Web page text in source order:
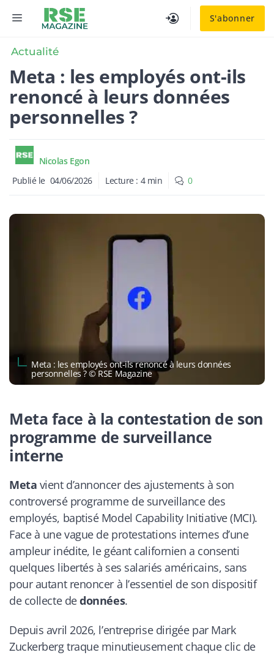
S'abonner
MENU
Actualité
Meta : les employés ont-ils
renoncé à leurs données
personnelles ?
Nicolas Egon
Publié le 04/06/2026 Lecture : 4 min 0
Meta : les employés ont-ils renoncé à leurs données
personnelles ? © RSE Magazine
Meta face à la contestation de son
programme de surveillance
interne
Meta vient d’annoncer des ajustements à son
controversé programme de surveillance des
employés, baptisé Model Capability Initiative(MCI).
Face à une vague de protestations internes d’une
ampleur inédite, le géant californien a consenti
quelques libertés à ses salariés américains, sans
pour autant renoncer à l’essentiel de son dispositif
de collecte dedonnées.
Depuis avril 2026, l’entreprise dirigée par Mark
Zuckerberg traque minutieusement chaque clic de